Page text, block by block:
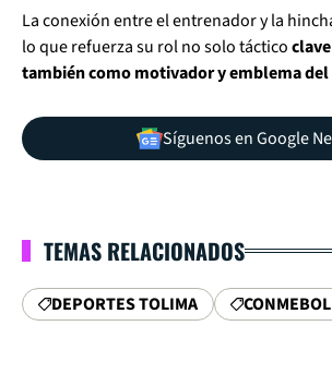
La conexión entre el entrenador y la
lo que refuerza su rol no solo táctico
también como motivador y emblema
Síguenos en Google
TEMAS RELACIONADOS
DEPORTES TOLIMA